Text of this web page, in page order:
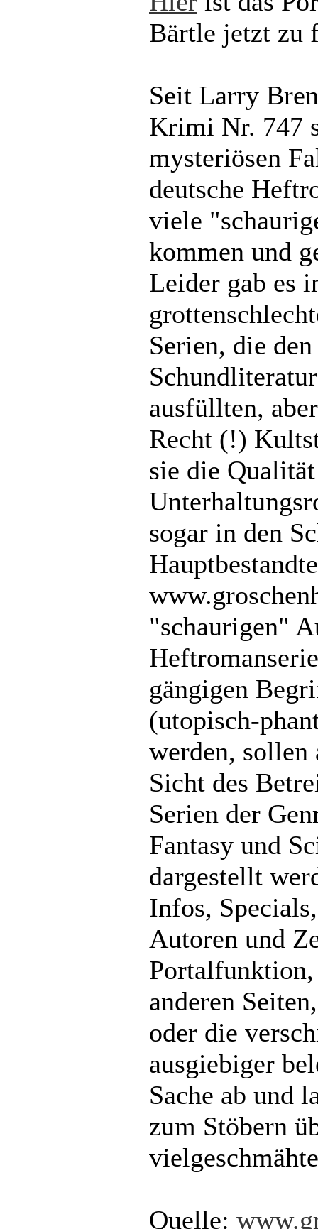
Bärtle jetzt zu
Seit Larry
Krimi Nr. 747
mysteriösen
deutsche
viele
kommen und
Leider gab es
Serien, die
ausfüllten,
Recht (!)
sie die
sogar in den
"schaurigen"
gängigen
(utopisch-
werden, sollen
Sicht des
Serien der
Fantasy und
dargestellt
Infos,
Autoren und
anderen
oder die
ausgiebiger
Sache ab und
zum Stöbern
Quelle: